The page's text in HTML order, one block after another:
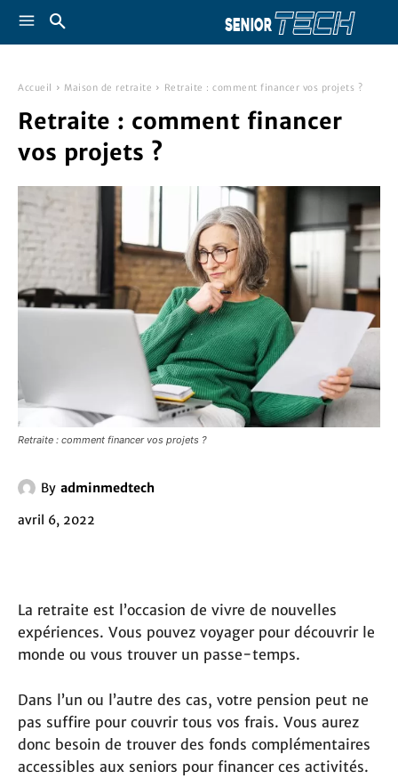
Accueil Maison de retraite Retraite : comment financer vos projets ?
Retraite : comment financer
vos projets ?
Retraite : comment financer vos projets ?
By adminmedtech
avril 6, 2022
La retraite est l’occasion de vivre de nouvelles
expériences. Vous pouvez voyager pour découvrir le
monde ou vous trouver un passe-temps.
Dans l’un ou l’autre des cas, votre pension peut ne
pas suffire pour couvrir tous vos frais. Vous aurez
donc besoin de trouver des fonds complémentaires
accessibles aux seniors pour financer ces activités.